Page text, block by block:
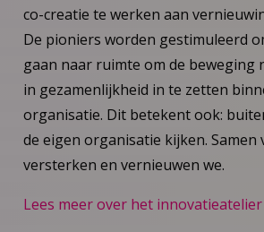
co-creatie te werken aan
De pioniers worden gestimuleerd
gaan naar ruimte om de beweging
in gezamenlijkheid in te zetten
organisatie. Dit betekent ook:
de eigen organisatie kijken. Samen
versterken en vernieuwen we.
Lees meer over het innovatieatelier